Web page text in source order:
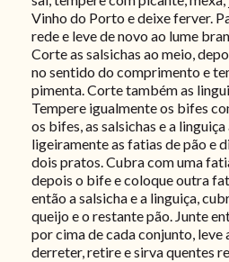
Vinho do Porto e deixe ferver.
rede e leve de novo ao lume
Corte as salsichas ao meio,
no sentido do comprimento e
pimenta. Corte também as
Tempere igualmente os bifes
os bifes, as salsichas e a
ligeiramente as fatias de pão e
dois pratos. Cubra com uma
depois o bife e coloque outra
então a salsicha e a linguiça,
queijo e o restante pão. Junte
por cima de cada conjunto, leve
derreter, retire e sirva quentes